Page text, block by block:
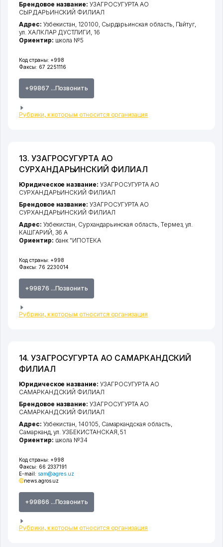
Код страны: +998
Факсы: 67 2251116
+99867 ...Позвонить
Рубрики, к которым относится организация
Брендовое название: УЗАГРОСУГУРТА АО
СЫРДАРЬИНСКИЙ ФИЛИАЛ
Адрес: Узбекистан, 120100, Сырдарьинская область, Пайтуг,
ул. ХАЛКЛАР ДУСТЛИГИ, 16
Ориентир: школа №5
13. УЗАГРОСУГУРТА АО
СУРХАНДАРЬИНСКИЙ ФИЛИАЛ
Код страны: +998
Факсы: 76 2230014
+99876 ...Позвонить
Рубрики, к которым относится организация
Юридическое название: УЗАГРОСУГУРТА АО
СУРХАНДАРЬИНСКИЙ ФИЛИАЛ
Брендовое название: УЗАГРОСУГУРТА АО
СУРХАНДАРЬИНСКИЙ ФИЛИАЛ
Адрес: Узбекистан, Сурхандарьинская область Термез,ул.
КАШГАРИЙ , 36 А
Ориентир: банк "ИПОТЕКА
14. УЗАГРОСУГУРТА АО САМАРКАНДСКИЙ
ФИЛИАЛ
Код страны: +998
Факсы: 66 2337191
E-mail: sam@agres.uz
news.agros.uz
+99866 ...Позвонить
Рубрики, к которым относится организация
Юридическое название: УЗАГРОСУГУРТА АО
САМАРКАНДСКИЙ ФИЛИАЛ
Брендовое название: УЗАГРОСУГУРТА АО
САМАРКАНДСКИЙ ФИЛИАЛ
Адрес: Узбекистан, 140105, Самаркандская область
Самарканд ,ул. УЗБЕКИСТАНСКАЯ , 51
Ориентир: школа №34